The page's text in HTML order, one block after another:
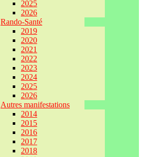
2025
2026
Rando-Santé
2019
2020
2021
2022
2023
2024
2025
2026
Autres manifestations
2014
2015
2016
2017
2018